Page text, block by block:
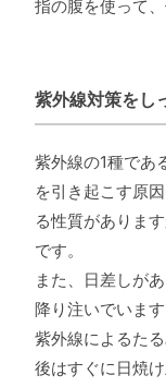
指の腹を使って
紫外線対策をし
紫外線の1種であ
を引き起こす原
る性質がありま
です。
また、日差しが
降り注いでいます
紫外線によるた
後はすぐに日焼